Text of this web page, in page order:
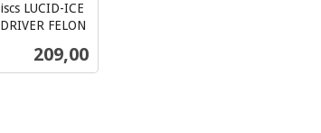
LUCID-ICE
FELON
Pris
209,00